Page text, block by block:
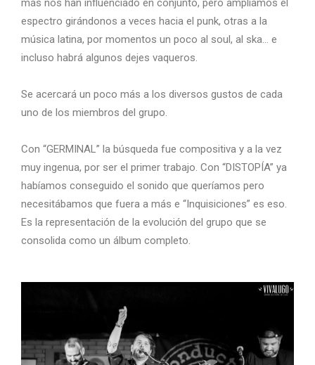
más nos han influenciado en conjunto, pero ampliamos el
espectro girándonos a veces hacia el punk, otras a la
música latina, por momentos un poco al soul, al ska… e
incluso habrá algunos dejes vaqueros.
Se acercará un poco más a los diversos gustos de cada
uno de los miembros del grupo.
Con “GERMINAL” la búsqueda fue compositiva y a la vez
muy ingenua, por ser el primer trabajo. Con “DISTOPÍA” ya
habíamos conseguido el sonido que queríamos pero
necesitábamos que fuera a más e “Inquisiciones” es eso.
Es la representación de la evolución del grupo que se
consolida como un álbum completo.